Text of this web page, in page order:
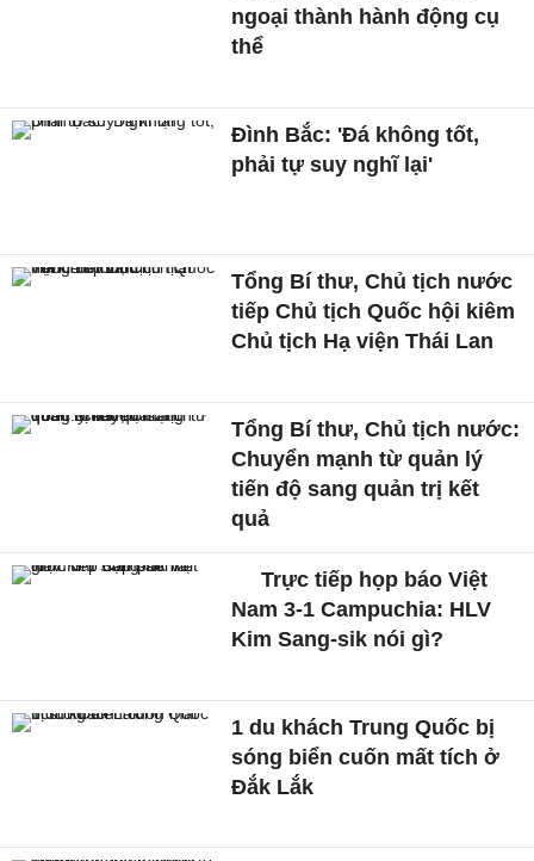
ngoại thành hành động cụ
thể
Đình Bắc: 'Đá không tốt,
phải tự suy nghĩ lại'
Tổng Bí thư, Chủ tịch nước
tiếp Chủ tịch Quốc hội kiêm
Chủ tịch Hạ viện Thái Lan
Tổng Bí thư, Chủ tịch nước:
Chuyển mạnh từ quản lý
tiến độ sang quản trị kết
quả
Trực tiếp họp báo Việt
Nam 3-1 Campuchia: HLV
Kim Sang-sik nói gì?
1 du khách Trung Quốc bị
sóng biển cuốn mất tích ở
Đắk Lắk